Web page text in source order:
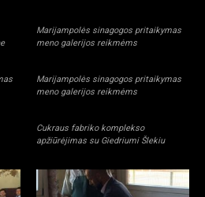
Marijampolės sinagogos pritaikymas
meno galerijos reikmėms
Marijampolės sinagogos pritaikymas
meno galerijos reikmėms
Cukraus fabriko komplekso
apžiūrėjimas su Giedriumi Šlekiu